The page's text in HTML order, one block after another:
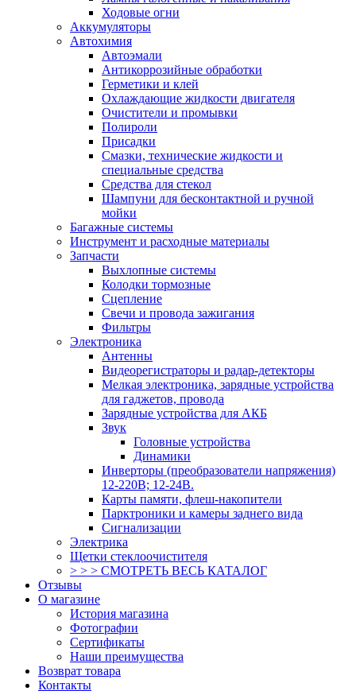
Ходовые огни
Аккумуляторы
Автохимия
Автоэмали
Антикоррозийные обработки
Герметики и клей
Охлаждающие жидкости двигателя
Очистители и промывки
Полироли
Присадки
Смазки, технические жидкости и
специальные средства
Средства для стекол
Шампуни для бесконтактной и ручной
мойки
Багажные системы
Инструмент и расходные материалы
Запчасти
Выхлопные системы
Колодки тормозные
Сцепление
Свечи и провода зажигания
Фильтры
Электроника
Антенны
Видеорегистраторы и радар-детекторы
Мелкая электроника, зарядные устройства
для гаджетов, провода
Зарядные устройства для АКБ
Звук
Головные устройства
Динамики
Инверторы (преобразователи напряжения)
12-220В; 12-24В.
Карты памяти, флеш-накопители
Парктроники и камеры заднего вида
Сигнализации
Электрика
Щетки стеклоочистителя
> > > СМОТРЕТЬ ВЕСЬ КАТАЛОГ
Отзывы
О магазине
История магазина
Фотографии
Сертификаты
Наши преимущества
Возврат товара
Контакты